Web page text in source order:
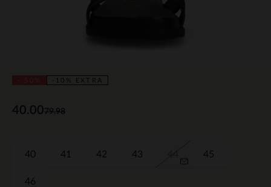
-10% EXTRA
79.98
40.00
40 41 42 43 45
46